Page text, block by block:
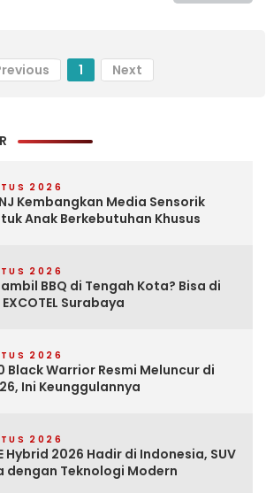
1 Next
2026
Kembangkan Media Sensorik
Anak Berkebutuhan Khusus
2026
BBQ di Tengah Kota? Bisa di
Surabaya
2026
Black Warrior Resmi Meluncur di
Ini Keunggulannya
2026
Hybrid 2026 Hadir di Indonesia, SUV
dengan Teknologi Modern